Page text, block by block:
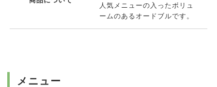
人気メニューの入ったボリュ
ームのあるオードブルです。
メニュー